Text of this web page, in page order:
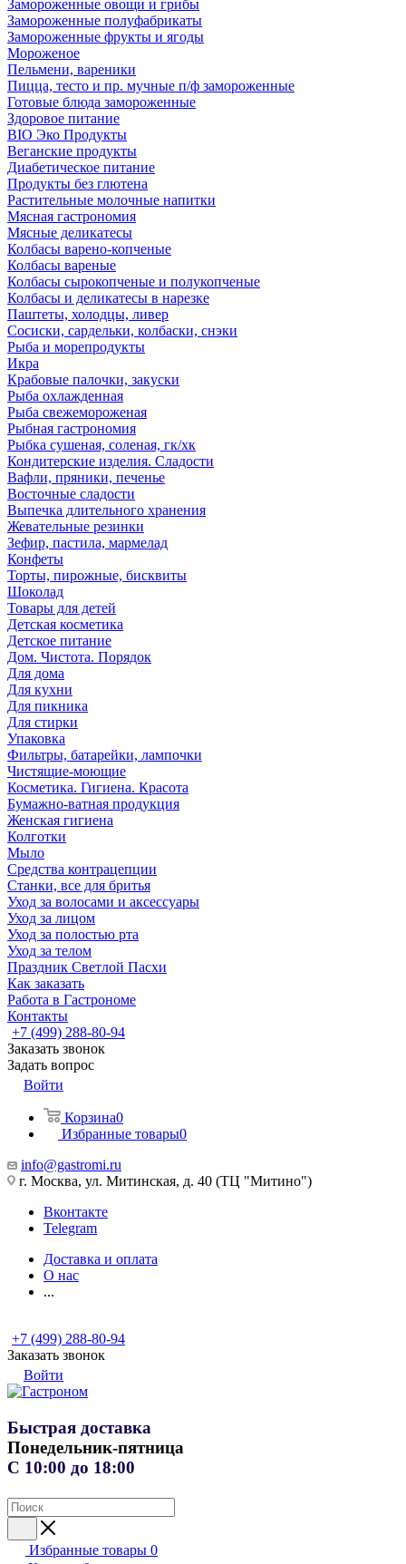
Замороженные овощи и грибы
Замороженные полуфабрикаты
Замороженные фрукты и ягоды
Мороженое
Пельмени, вареники
Пицца, тесто и пр. мучные п/ф замороженные
Готовые блюда замороженные
Здоровое питание
BIO Эко Продукты
Веганские продукты
Диабетическое питание
Продукты без глютена
Растительные молочные напитки
Мясная гастрономия
Мясные деликатесы
Колбасы варено-копченые
Колбасы вареные
Колбасы сырокопченые и полукопченые
Колбасы и деликатесы в нарезке
Паштеты, холодцы, ливер
Сосиски, сардельки, колбаски, снэки
Рыба и морепродукты
Икра
Крабовые палочки, закуски
Рыба охлажденная
Рыба свежемороженая
Рыбная гастрономия
Рыбка сушеная, соленая, гк/хк
Кондитерские изделия. Сладости
Вафли, пряники, печенье
Восточные сладости
Выпечка длительного хранения
Жевательные резинки
Зефир, пастила, мармелад
Конфеты
Торты, пирожные, бисквиты
Шоколад
Товары для детей
Детская косметика
Детское питание
Дом. Чистота. Порядок
Для дома
Для кухни
Для пикника
Для стирки
Упаковка
Фильтры, батарейки, лампочки
Чистящие-моющие
Косметика. Гигиена. Красота
Бумажно-ватная продукция
Женская гигиена
Колготки
Мыло
Средства контрацепции
Станки, все для бритья
Уход за волосами и аксессуары
Уход за лицом
Уход за полостью рта
Уход за телом
Праздник Светлой Пасхи
Как заказать
Работа в Гастрономе
Контакты
+7 (499) 288-80-94
Заказать звонок
Задать вопрос
Войти
Корзина0
Избранные товары0
info@gastromi.ru
г. Москва, ул. Митинская, д. 40 (ТЦ "Митино")
Вконтакте
Telegram
Доставка и оплата
О нас
...
+7 (499) 288-80-94
Заказать звонок
Войти
Быстрая доставка
Понедельник-пятница
С 10:00 до 18:00
Избранные товары 0